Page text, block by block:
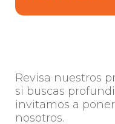
Revisa nuestros
si buscas
invitamos a
nosotros.